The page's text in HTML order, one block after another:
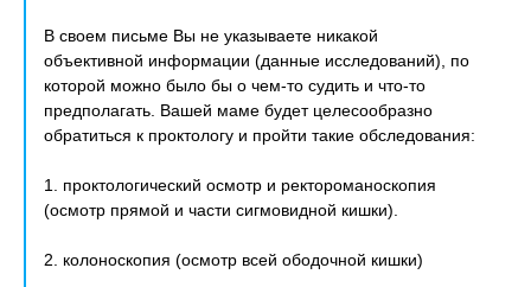
В своем письме Вы не указываете никакой
объективной информации (данные исследований), по
которой можно было бы о чем-то судить и что-то
предполагать. Вашей маме будет целесообразно
обратиться к проктологу и пройти такие обследования:
1. проктологический осмотр и ректороманоскопия
(осмотр прямой и части сигмовидной кишки).
2. колоноскопия (осмотр всей ободочной кишки)